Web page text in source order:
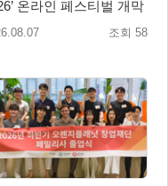
온라인 페스티벌 개막
조회 58